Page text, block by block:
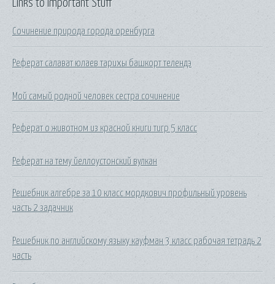
Links to Important Stuff
Сочинение природа города оренбурга
Реферат салават юлаев тарихы башкорт телендэ
Мой самый родной человек сестра сочинение
Реферат о животном из красной книги тигр 5 класс
Реферат на тему йеллоустонский вулкан
Решебник алгебре за 10 класс мордкович профильный уровень
часть 2 задачник
Решебник по английскому языку кауфман 3 класс рабочая тетрадь 2
часть